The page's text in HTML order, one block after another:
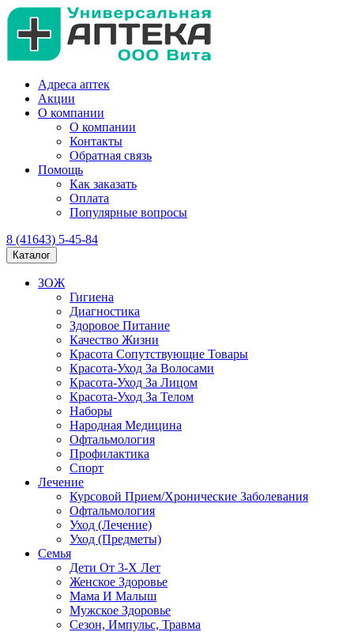
Адреса аптек
Акции
О компании
О компании
Контакты
Обратная связь
Помощь
Как заказать
Оплата
Популярные вопросы
8 (41643) 5-45-84
Каталог
ЗОЖ
Гигиена
Диагностика
Здоровое Питание
Качество Жизни
Красота Сопутствующие Товары
Красота-Уход За Волосами
Красота-Уход За Лицом
Красота-Уход За Телом
Наборы
Народная Медицина
Офтальмология
Профилактика
Спорт
Лечение
Курсовой Прием/Хронические Заболевания
Офтальмология
Уход (Лечение)
Уход (Предметы)
Семья
Дети От 3-Х Лет
Женское Здоровье
Мама И Малыш
Мужское Здоровье
Сезон, Импульс, Травма